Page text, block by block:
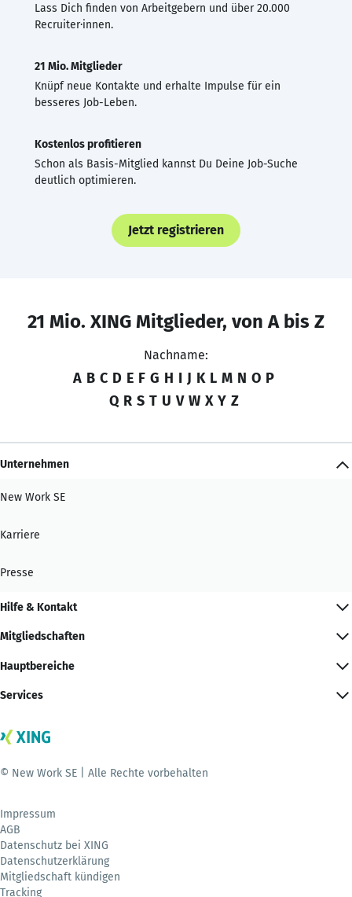
Lass Dich finden von Arbeitgebern und über 20.000
Recruiter·innen.
21 Mio. Mitglieder
Knüpf neue Kontakte und erhalte Impulse für ein
besseres Job-Leben.
Kostenlos profitieren
Schon als Basis-Mitglied kannst Du Deine Job-Suche
deutlich optimieren.
Jetzt registrieren
21 Mio. XING Mitglieder, von A bis Z
Nachname:
A B C D E F G H I J K L M N O P
Q R S T U V W X Y Z
Unternehmen
New Work SE
Karriere
Presse
Hilfe & Kontakt
Mitgliedschaften
Hauptbereiche
Services
© New Work SE | Alle Rechte vorbehalten
Impressum
AGB
Datenschutz bei XING
Datenschutzerklärung
Mitgliedschaft kündigen
Tracking